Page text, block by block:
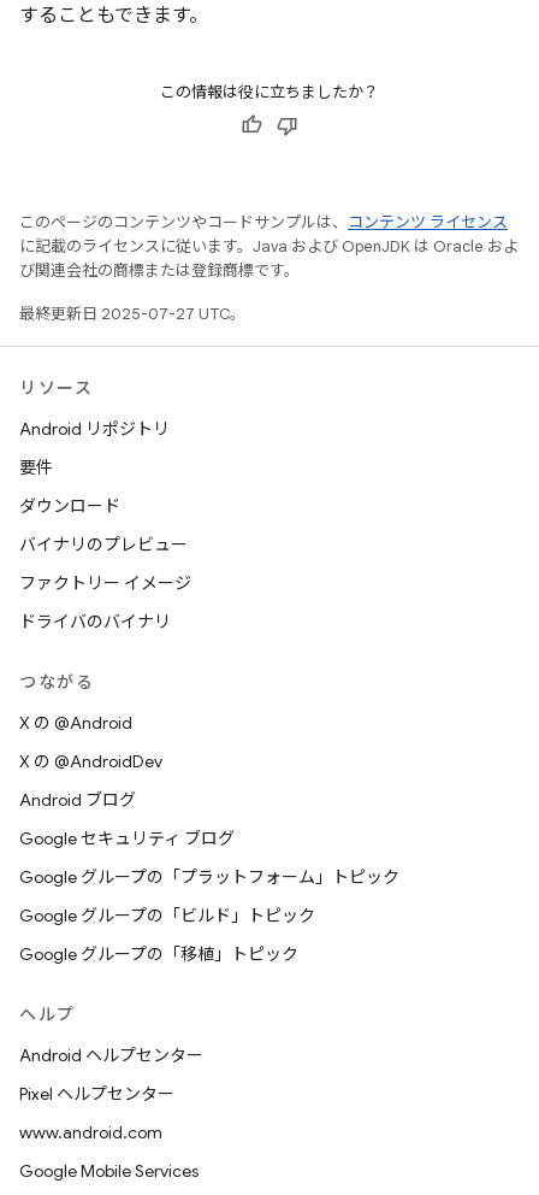
することもできます。
この情報は役に立ちましたか？
このページのコンテンツやコードサンプルは、
コンテンツ ライセンス
に記載のライセンスに従います。Java および OpenJDK は Oracle およ
び関連会社の商標または登録商標です。
最終更新日 2025-07-27 UTC。
リソース
Android リポジトリ
要件
ダウンロード
バイナリのプレビュー
ファクトリー イメージ
ドライバのバイナリ
つながる
X の @Android
X の @AndroidDev
Android ブログ
Google セキュリティ ブログ
Google グループの「プラットフォーム」トピック
Google グループの「ビルド」トピック
Google グループの「移植」トピック
ヘルプ
Android ヘルプセンター
Pixel ヘルプセンター
www.android.com
Google Mobile Services